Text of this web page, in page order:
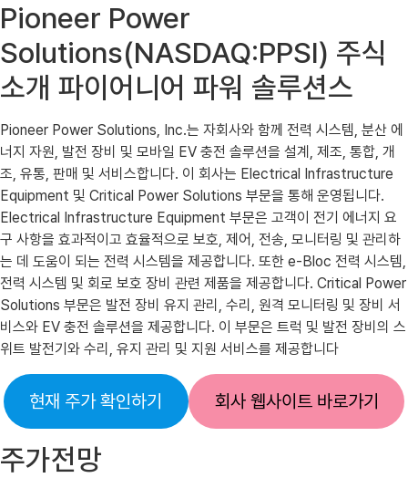
Pioneer Power
Solutions(NASDAQ:PPSI) 주식
소개 파이어니어 파워 솔루션스
Pioneer Power Solutions, Inc.는 자회사와 함께 전력 시스템, 분산 에
너지 자원, 발전 장비 및 모바일 EV 충전 솔루션을 설계, 제조, 통합, 개
조, 유통, 판매 및 서비스합니다. 이 회사는 Electrical Infrastructure
Equipment 및 Critical Power Solutions 부문을 통해 운영됩니다.
Electrical Infrastructure Equipment 부문은 고객이 전기 에너지 요
구 사항을 효과적이고 효율적으로 보호, 제어, 전송, 모니터링 및 관리하
는 데 도움이 되는 전력 시스템을 제공합니다. 또한 e-Bloc 전력 시스템,
전력 시스템 및 회로 보호 장비 관련 제품을 제공합니다. Critical Power
Solutions 부문은 발전 장비 유지 관리, 수리, 원격 모니터링 및 장비 서
비스와 EV 충전 솔루션을 제공합니다. 이 부문은 트럭 및 발전 장비의 스
위트 발전기와 수리, 유지 관리 및 지원 서비스를 제공합니다
현재 주가 확인하기 회사 웹사이트 바로가기
주가전망